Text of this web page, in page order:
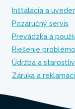
Inštalácia a
Pozáručný servis
Prevádzka a
Riešenie
Údržba a
Záruka a